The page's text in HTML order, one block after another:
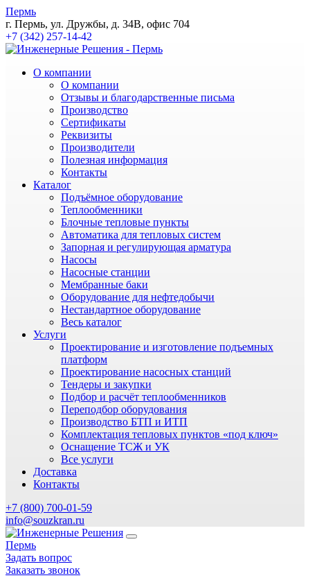
Пермь
г. Пермь, ул. Дружбы, д. 34В, офис 704
+7 (342) 257-14-42
О компании
О компании
Отзывы и благодарственные письма
Производство
Сертификаты
Реквизиты
Производители
Полезная информация
Контакты
Каталог
Подъёмное оборудование
Теплообменники
Блочные тепловые пункты
Автоматика для тепловых систем
Запорная и регулирующая арматура
Насосы
Насосные станции
Мембранные баки
Оборудование для нефтедобычи
Нестандартное оборудование
Весь каталог
Услуги
Проектирование и изготовление подъемных
платформ
Проектирование насосных станций
Тендеры и закупки
Подбор и расчёт теплообменников
Переподбор оборудования
Производство БТП и ИТП
Комплектация тепловых пунктов «под ключ»
Оснащение ТСЖ и УК
Все услуги
Доставка
Контакты
+7 (800) 700-01-59
info@souzkran.ru
Пермь
Задать вопрос
Заказать звонок